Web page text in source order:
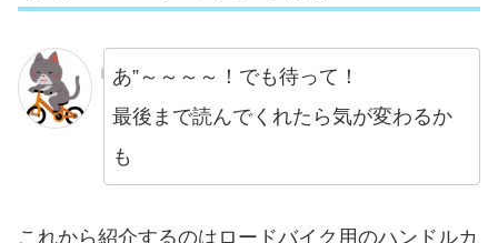
あ”～～～～！でも待って！
最後まで読んでくれたら気が変わるか
も
これから紹介するのはロードバイク用のハンドルカ